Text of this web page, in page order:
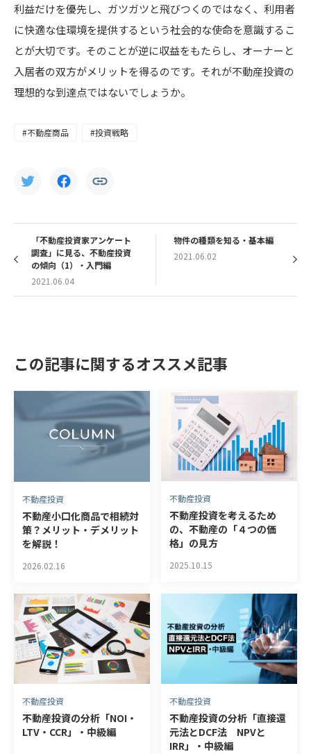
利益だけを優先し、ガツガツと飛びつくのではなく、利用者
に快適な住環境を提供するという社会的な使命を意識するこ
とが大切です。そのことが逆に収益をもたらし、オーナーと
入居者の双方がメリットを得るのです。それが不動産投資の
理想的な到達点ではないでしょうか。
#不動産商品 #投資戦略
「不動産投資家アンケート
調査」に見る、不動産投資
の傾向（1）・入門編
2021.06.04
物件の種類を知る・基本編
2021.06.02
この記事に関するオススメ記事
不動産投資
不動産小口化商品で相続対
策？メリット・デメリット
を解説！
2026.02.16
不動産投資
不動産投資を考えるため
の、不動産の「４つの価
格」の見方
2025.10.15
不動産投資
不動産投資の分析「NOI・
LTV・CCR」・中級編
不動産投資
不動産投資の分析「直接還
元法とDCF法 NPVと
IRR」・中級編